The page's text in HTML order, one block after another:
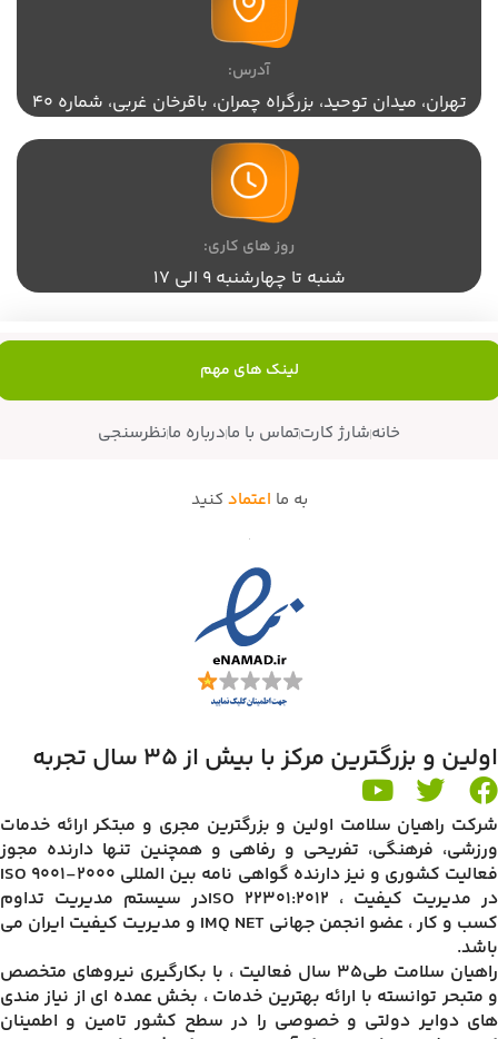
آدرس:
تهران،‌ میدان توحید، بزرگراه چمران، باقرخان غربی، شماره 40
روز های کاری:
شنبه تا چهارشنبه 9 الی 17
لینک های مهم
خانهشارژ کارتتماس با مادرباره مانظرسنجی
اولین و بزرگترین مرکز با بیش از 35 سال تجربه
شرکت راهیان سلامت اولین و بزرگترین مجری و مبتکر ارائه خدمات
ورزشی، فرهنگی، تفریحی و رفاهی و همچنین تنها دارنده مجوز
فعالیت کشوری و نیز دارنده گواهی نامه بین المللی ISO 9001-2000
در مدیریت کیفیت ، ISO 22301:2012در سیستم مدیریت تداوم
کسب و کار ، عضو انجمن جهانی IMQ NET و مدیریت کیفیت ایران می
باشد.
راهیان سلامت طی35 سال فعالیت ، با بکارگیری نیروهای متخصص
و متبحر توانسته با ارائه بهترین خدمات ، بخش عمده ای از نیاز مندی
های دوایر دولتی و خصوصی را در سطح کشور تامین و اطمینان
به ما اعتماد کنید